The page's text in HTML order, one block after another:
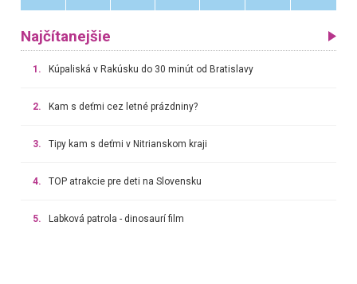
Najčítanejšie
1. Kúpaliská v Rakúsku do 30 minút od Bratislavy
2. Kam s deťmi cez letné prázdniny?
3. Tipy kam s deťmi v Nitrianskom kraji
4. TOP atrakcie pre deti na Slovensku
5. Labková patrola - dinosaurí film